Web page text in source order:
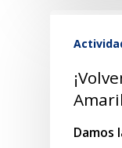
Damos